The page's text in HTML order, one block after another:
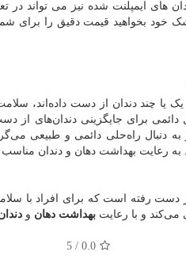
های ایمپلنت شده نیز می‌ تواند در
خود بخواهید قیمت دقیق را برای
یا چند دندان از دست داده‌اند،
برای جایگزینی دندان‌های از
به دنبال راه‌حلی دائمی و طبیعی
به رعایت بهداشت دهان و دندان
از دست رفته است که برای افراد
می‌کند و با رعایت بهداشت دهان و
0.0
/
5